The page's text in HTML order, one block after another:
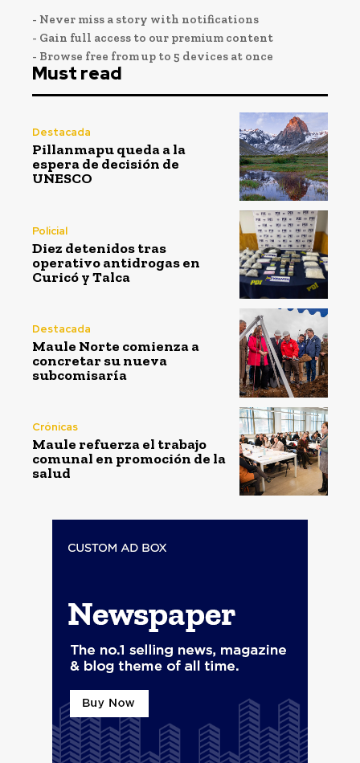
- Never miss a story with notifications
- Gain full access to our premium content
- Browse free from up to 5 devices at once
Must read
Destacada
Pillanmapu queda a la
espera de decisión de
UNESCO
Policial
Diez detenidos tras
operativo antidrogas en
Curicó y Talca
Destacada
Maule Norte comienza a
concretar su nueva
subcomisaría
Crónicas
Maule refuerza el trabajo
comunal en promoción de la
salud